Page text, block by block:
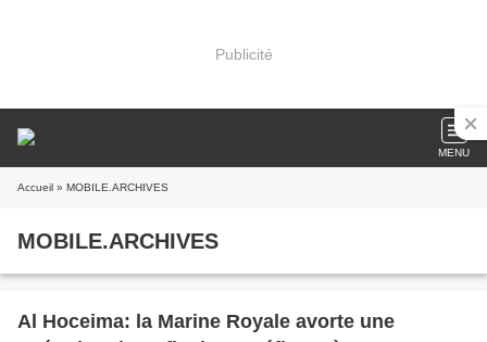
Publicité
MENU
Accueil » MOBILE.ARCHIVES
MOBILE.ARCHIVES
Al Hoceima: la Marine Royale avorte une